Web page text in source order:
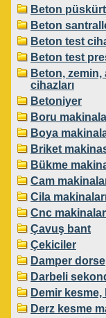
Beton
Beton
Beton test
Beton test
Beton,
cihazları
Betoniyer
Boru
Boya
Briket
Bükme
Cam
Cila
Cnc
Çavuş bant
Çekiciler
Damper dorse
Darbeli
Demir kesme,
Derz kesme